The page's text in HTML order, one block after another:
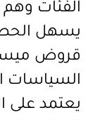
الفئات وهم
يسهل
قروض
السياسات
يعتمد على